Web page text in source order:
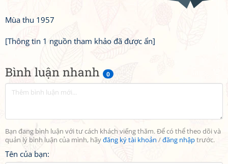
Bình luận nhanh 0
Bạn đang bình luận với tư cách khách viếng thăm. Để có thể theo dõi và
quản lý bình luận của mình, hãyđăng ký tài khoản /đăng nhậptrước.
Tên của bạn:
Mùa thu 1957
[Thông tin 1 nguồn tham khảo đã được ẩn]